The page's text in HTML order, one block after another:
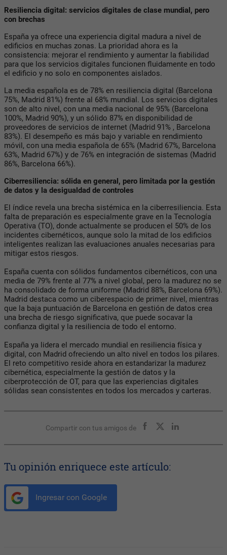
Resiliencia digital: servicios digitales de clase mundial, pero
con brechas
España ya ofrece una experiencia digital madura a nivel de
edificios en muchas zonas. La prioridad ahora es la
consistencia: mejorar el rendimiento y aumentar la fiabilidad
para que los servicios digitales funcionen fluidamente en todo
el edificio y no solo en componentes aislados.
La media española es de 78% en resiliencia digital (Barcelona
75%, Madrid 81%) frente al 68% mundial. Los servicios digitales
son de alto nivel, con una media nacional de 95% (Barcelona
100%, Madrid 90%), y un sólido 87% en disponibilidad de
proveedores de servicios de internet (Madrid 91% , Barcelona
83%). El desempeño es más bajo y variable en rendimiento
móvil, con una media española de 65% (Madrid 67%, Barcelona
63%, Madrid 67%) y de 76% en integración de sistemas (Madrid
86%, Barcelona 66%).
Ciberresiliencia: sólida en general, pero limitada por la gestión
de datos y la desigualdad de controles
El índice revela una brecha sistémica en la ciberresiliencia. Esta
falta de preparación es especialmente grave en la Tecnología
Operativa (TO), donde actualmente se producen el 50% de los
incidentes cibernéticos, aunque solo la mitad de los edificios
inteligentes realizan las evaluaciones anuales necesarias para
mitigar estos riesgos.
España cuenta con sólidos fundamentos cibernéticos, con una
media de 79% frente al 77% a nivel global, pero la madurez no se
ha consolidado de forma uniforme (Madrid 88%, Barcelona 69%).
Madrid destaca como un ciberespacio de primer nivel, mientras
que la baja puntuación de Barcelona en gestión de datos crea
una brecha de riesgo significativa, que puede socavar la
confianza digital y la resiliencia de todo el entorno.
España ya lidera el mercado mundial en resiliencia física y
digital, con Madrid ofreciendo un alto nivel en todos los pilares.
El reto competitivo reside ahora en estandarizar la madurez
cibernética, especialmente la gestión de datos y la
ciberprotección de OT, para que las experiencias digitales
sólidas sean consistentes en todos los mercados y carteras.
Compartir con tus amigos de
Tu opinión enriquece este artículo:
Ingresar con Google